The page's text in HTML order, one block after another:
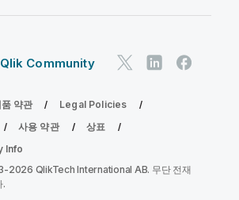
Qlik Community
약관
Legal Policies
사용 약관
상표
Info
2026 QlikTech International AB. 무단 전재
.